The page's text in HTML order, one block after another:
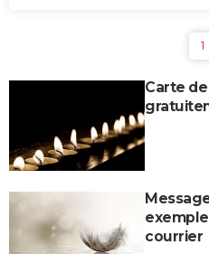
1
Carte
courrier